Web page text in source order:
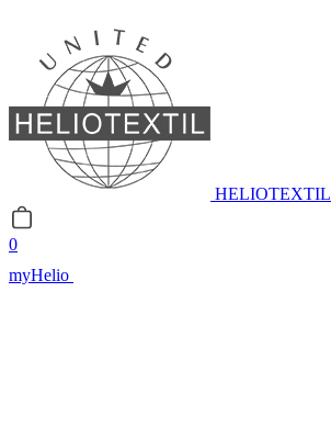
HELIOTEXTIL
0
myHelio